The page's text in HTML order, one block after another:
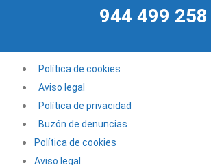
944 499 258
Política de cookies
Aviso legal
Política de privacidad
Buzón de denuncias
Política de cookies
Aviso legal